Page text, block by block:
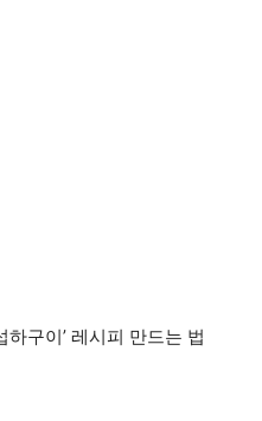
구이’ 레시피 만드는 법